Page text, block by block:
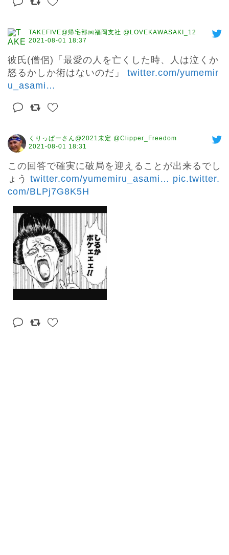
TAKEFIVE@帰宅部㈱福岡支社 @LOVEKAWASAKI_12
2021-08-01 18:37
彼氏(僧侶)「最愛の人を亡くした時、人は泣くか
怒るかしか術はないのだ」 twitter.com/yumemir
u_asami …
くりっぱーさん@2021未定 @Clipper_Freedom
2021-08-01 18:31
この回答で確実に破局を迎えることが出来るでし
ょう twitter.com/yumemiru_asami … pic.twitter.
com/BLPj7G8K5H